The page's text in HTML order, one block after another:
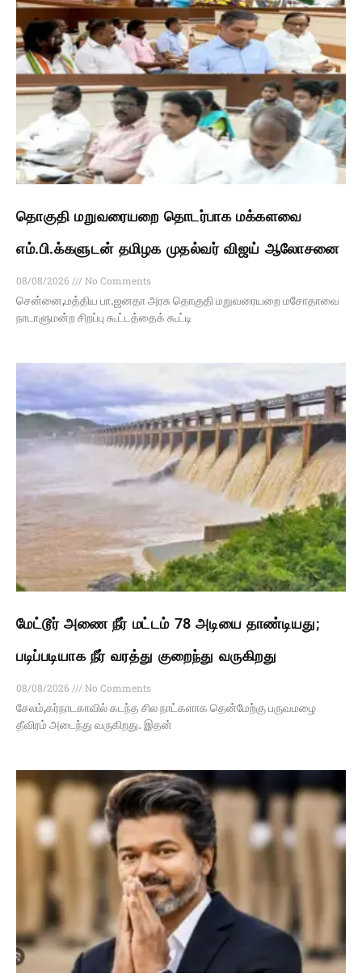
தொகுதி மறுவரையறை தொடர்பாக மக்களவை
எம்.பி.க்களுடன் தமிழக முதல்வர் விஜய் ஆலோசனை
08/08/2026
No Comments
சென்னை,மத்திய பா.ஜனதா அரசு தொகுதி மறுவரையறை மசோதாவை
நாடாளுமன்ற சிறப்பு கூட்டத்தைக் கூட்டி
மேட்டூர் அணை நீர் மட்டம் 78 அடியை தாண்டியது;
படிப்படியாக நீர் வரத்து குறைந்து வருகிறது
08/08/2026
No Comments
சேலம்,கர்நாடகாவில் கடந்த சில நாட்களாக தென்மேற்கு பருவமழை
தீவிரம் அடைந்து வருகிறது. இதன்